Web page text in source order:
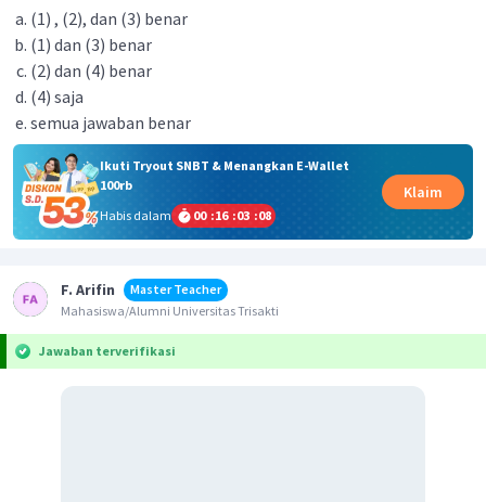
(1) , (2), dan (3) benar
(1) dan (3) benar
(2) dan (4) benar
(4) saja
semua jawaban benar
Ikuti Tryout SNBT & Menangkan E-Wallet
100rb
Habis dalam
00 :16 :03 :08
Klaim
F. Arifin
Master Teacher
Mahasiswa/Alumni Universitas Trisakti
Jawaban terverifikasi